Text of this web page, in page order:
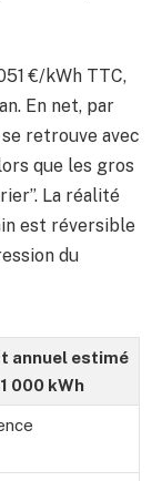
€/kWh TTC,
En net, par
retrouve avec
que les gros
La réalité
est réversible
du
annuel estimé
000 kWh